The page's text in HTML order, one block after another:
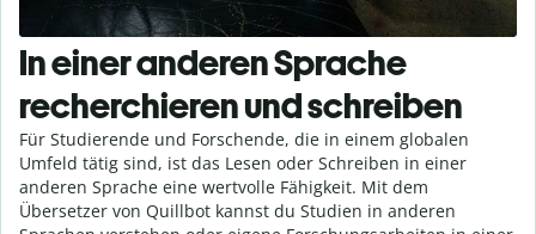
In einer anderen Sprache
recherchieren und schreiben
Für Studierende und Forschende, die in einem globalen
Umfeld tätig sind, ist das Lesen oder Schreiben in einer
anderen Sprache eine wertvolle Fähigkeit. Mit dem
Übersetzer von Quillbot kannst du Studien in anderen